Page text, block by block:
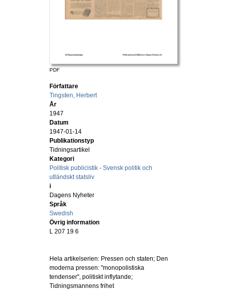
PDF
Författare
Tingsten, Herbert
År
1947
Datum
1947-01-14
Publikationstyp
Tidningsartikel
Kategori
Politisk publicistik - Svensk politik och
utländskt statsliv
i
Dagens Nyheter
Språk
Swedish
Övrig information
L 207 19 6
Hela artikelserien: Pressen och staten; Den
moderna pressen: "monopolistiska
tendenser", politiskt inflytande;
Tidningsmannens frihet